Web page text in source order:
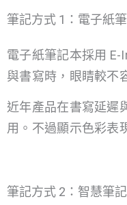
筆記方式 1：電子紙
電子紙筆記本採用
與書寫時，眼睛較不
近年產品在書寫延遲
用。不過顯示色彩表
筆記方式 2：智慧筆